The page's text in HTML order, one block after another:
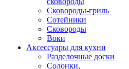
Сковороды-гриль
Сотейники
Сковороды
Воки
Аксессуары для кухни
Разделочные доски
Солонки,